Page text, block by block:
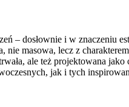
– dosłownie i w znaczeniu
nie masowa, lecz z
ale też projektowana
jak i tych